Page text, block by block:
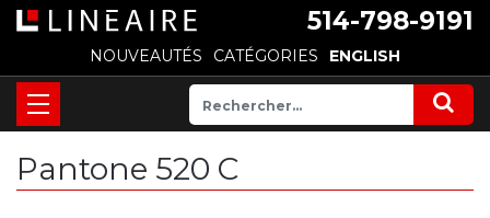
514-798-9191
NOUVEAUTÉS CATÉGORIES ENGLISH
Pantone 520 C